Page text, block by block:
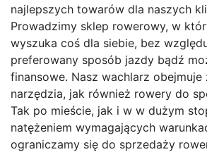
najlepszych towarów dla naszych
Prowadzimy sklep rowerowy, w
wyszuka coś dla siebie, bez
preferowany sposób jazdy bądź
finansowe. Nasz wachlarz obejmuje
narzędzia, jak również rowery do
Tak po mieście, jak i w w dużym
natężeniem wymagających
ograniczamy się do sprzedaży